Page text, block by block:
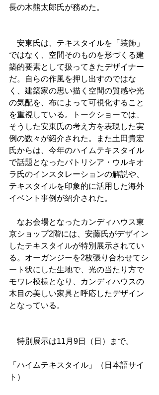
長の木熊太郎氏が務めた。
安東氏は、テキスタイルを「装飾」
ではなく、空間そのものを形づくる建
築的要素として扱ってきたデザイナー
だ。自らの作風を押し出すのではな
く、建築家の思い描く空間の質感や光
の気配を、布によって可視化すること
を重視している。トークショーでは、
そうした安東氏の考え方を表現した実
例の数々が紹介された。また土田貴宏
氏からは、今年のハイムテキスタイル
で話題となったパトリシア・ウルキオ
ラ氏のインスタレーションの解説や、
テキスタイルを印象的に活用した海外
イベント事例が紹介された。
なお会場となったカンディハウス東
京ショップ2階には、安藤氏がデザイン
したテキスタイルが特別展示されてい
る。オーガンジーを2枚張り合わせてシ
ート状にした生地で、光の当たり方で
モワレ模様となり、カンディハウスの
木目の美しい家具と呼応したデザイン
となっている。
特別展示は11月9日（日）まで。
「ハイムテキスタイル」（日本語サイ
ト）